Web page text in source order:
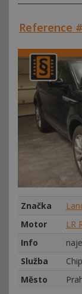
Reference
Značka
Motor
LR
Info
Služba
Město